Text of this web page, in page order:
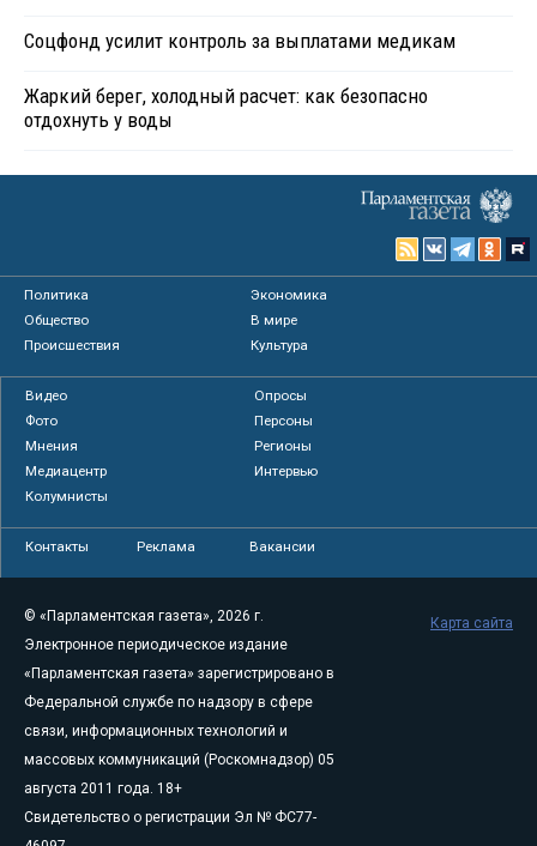
Соцфонд усилит контроль за выплатами медикам
Жаркий берег, холодный расчет: как безопасно
отдохнуть у воды
Политика
Экономика
Общество
В мире
Происшествия
Культура
Видео
Опросы
Фото
Персоны
Мнения
Регионы
Медиацентр
Интервью
Колумнисты
Контакты Реклама Вакансии
© «Парламентская газета», 2026 г.
Электронное периодическое издание
«Парламентская газета» зарегистрировано в
Федеральной службе по надзору в сфере
связи, информационных технологий и
массовых коммуникаций (Роскомнадзор) 05
августа 2011 года. 18+
Свидетельство о регистрации Эл № ФС77-
Карта сайта